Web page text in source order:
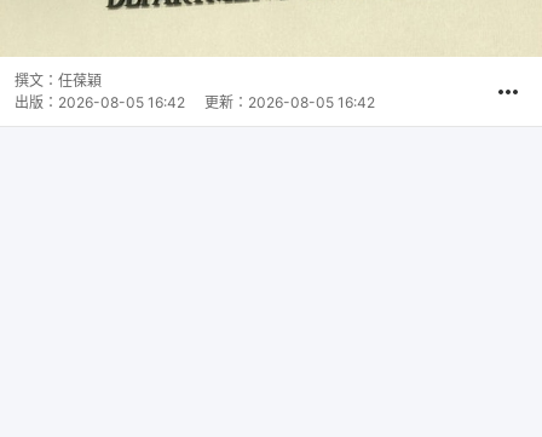
撰文： 任葆穎
出版： 2026-08-05 16:42 更新： 2026-08-05 16:42